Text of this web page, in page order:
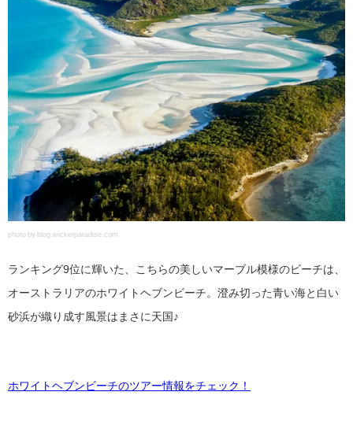
photo by blog.wickerparadise.com
ランキング9位に輝いた、こちらの美しいマーブル模様のビーチは、
オーストラリアのホワイトヘブンビーチ。澄み切った青い海と白い
砂浜が織り成す風景はまさに天国♪
ホワイトヘブンビーチのツアー情報をチェック！